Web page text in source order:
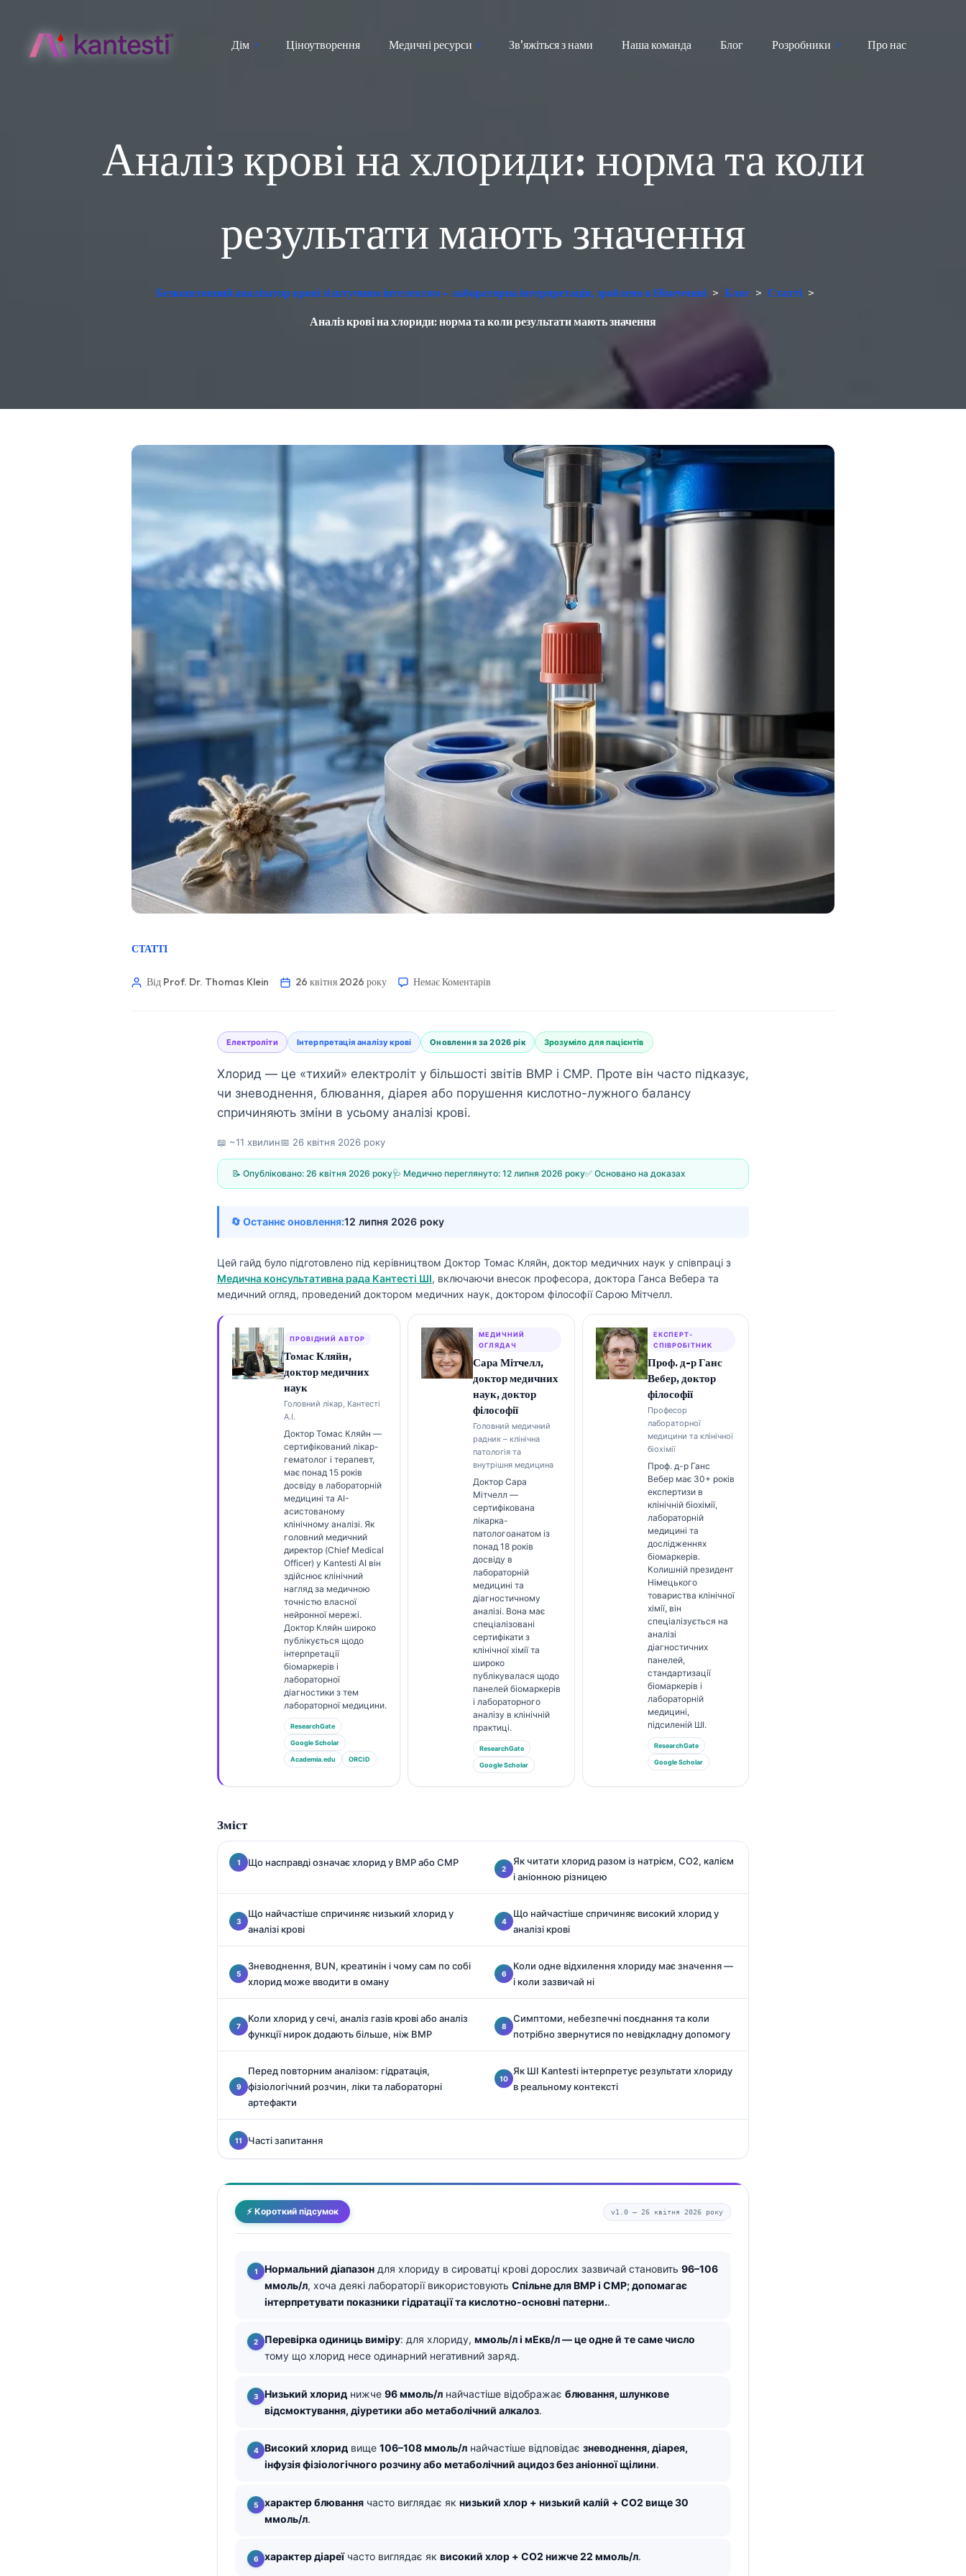
Дім Ціноутворення Медичні ресурси Зв'яжіться з нами Наша команда Блог Розробники Про нас
Аналіз крові на хлориди: норма та коли
результати мають значення
Безкоштовний аналізатор крові зі штучним інтелектом – лабораторна інтерпретація, зроблено в Німеччині > Блог > Статті >
Аналіз крові на хлориди: норма та коли результати мають значення
СТАТТІ
Від Prof. Dr. Thomas Klein 26 квітня 2026 року Немає Коментарів
Електроліти Інтерпретація аналізу крові Оновлення за 2026 рік Зрозуміло для пацієнтів
Хлорид — це «тихий» електроліт у більшості звітів BMP і CMP. Проте він часто підказує,
чи зневоднення, блювання, діарея або порушення кислотно-лужного балансу
спричиняють зміни в усьому аналізі крові.
📖 ~11 хвилин📅 26 квітня 2026 року
📝 Опубліковано: 26 квітня 2026 року🩺 Медично переглянуто: 12 липня 2026 року✅ Основано на доказах
🔄 Останнє оновлення:12 липня 2026 року
Цей гайд було підготовлено під керівництвом Доктор Томас Кляйн, доктор медичних наук у співпраці з
Медична консультативна рада Кантесті ШІ, включаючи внесок професора, доктора Ганса Вебера та
медичний огляд, проведений доктором медичних наук, доктором філософії Сарою Мітчелл.
ПРОВІДНИЙ АВТОР
Томас Кляйн,
доктор медичних
наук
Головний лікар, Кантесті
А.І.
Доктор Томас Кляйн —
сертифікований лікар-
гематолог і терапевт,
має понад 15 років
досвіду в лабораторній
медицині та AI-
асистованому
клінічному аналізі. Як
головний медичний
директор (Chief Medical
Officer) у Kantesti AI він
здійснює клінічний
нагляд за медичною
точністю власної
нейронної мережі.
Доктор Кляйн широко
публікується щодо
інтерпретації
біомаркерів і
лабораторної
діагностики з тем
лабораторної медицини.
ResearchGate
Google Scholar
Academia.edu ORCID
МЕДИЧНИЙ
ОГЛЯДАЧ
Сара Мітчелл,
доктор медичних
наук, доктор
філософії
Головний медичний
радник – клінічна
патологія та
внутрішня медицина
Доктор Сара
Мітчелл —
сертифікована
лікарка-
патологоанатом із
понад 18 років
досвіду в
лабораторній
медицині та
діагностичному
аналізі. Вона має
спеціалізовані
сертифікати з
клінічної хімії та
широко
публікувалася щодо
панелей біомаркерів
і лабораторного
аналізу в клінічній
практиці.
ResearchGate
Google Scholar
ЕКСПЕРТ-
СПІВРОБІТНИК
Проф. д-р Ганс
Вебер, доктор
філософії
Професор
лабораторної
медицини та клінічної
біохімії
Проф. д-р Ганс
Вебер має 30+ років
експертизи в
клінічній біохімії,
лабораторній
медицині та
дослідженнях
біомаркерів.
Колишній президент
Німецького
товариства клінічної
хімії, він
спеціалізується на
аналізі
діагностичних
панелей,
стандартизації
біомаркерів і
лабораторній
медицині,
підсиленій ШІ.
ResearchGate
Google Scholar
Зміст
Що насправді означає хлорид у BMP або CMP
Як читати хлорид разом із натрієм, CO2, калієм
і аніонною різницею
Що найчастіше спричиняє низький хлорид у
аналізі крові
Що найчастіше спричиняє високий хлорид у
аналізі крові
Зневоднення, BUN, креатинін і чому сам по собі
хлорид може вводити в оману
Коли одне відхилення хлориду має значення —
і коли зазвичай ні
Коли хлорид у сечі, аналіз газів крові або аналіз
функції нирок додають більше, ніж BMP
Симптоми, небезпечні поєднання та коли
потрібно звернутися по невідкладну допомогу
Перед повторним аналізом: гідратація,
фізіологічний розчин, ліки та лабораторні
артефакти
Як ШІ Kantesti інтерпретує результати хлориду
в реальному контексті
Часті запитання
⚡ Короткий підсумок v1.0 — 26 квітня 2026 року
Нормальний діапазон для хлориду в сироватці крові дорослих зазвичай становить 96–106
ммоль/л, хоча деякі лабораторії використовують Спільне для BMP і CMP; допомагає
інтерпретувати показники гідратації та кислотно-основні патерни..
Перевірка одиниць виміру: для хлориду, ммоль/л і мЕкв/л — це одне й те саме число
тому що хлорид несе одинарний негативний заряд.
Низький хлорид нижче 96 ммоль/л найчастіше відображає блювання, шлункове
відсмоктування, діуретики або метаболічний алкалоз.
Високий хлорид вище 106–108 ммоль/л найчастіше відповідає зневоднення, діарея,
інфузія фізіологічного розчину або метаболічний ацидоз без аніонної щілини.
характер блювання часто виглядає як низький хлор + низький калій + CO2 вище 30
ммоль/л.
характер діареїчасто виглядає як високий хлор + CO2 нижче 22 ммоль/л.